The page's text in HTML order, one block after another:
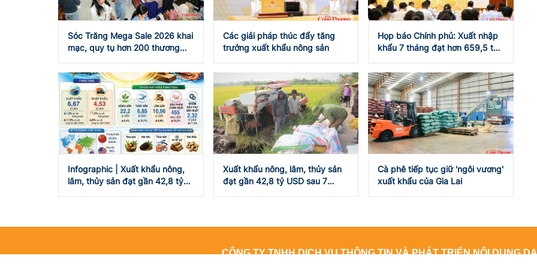
Sóc Trăng Mega Sale 2026 khai
mạc, quy tụ hơn 200 thương
Các giải pháp thúc đẩy tăng
trưởng xuất khẩu nông sản
Họp báo Chính phủ: Xuất nhập
khẩu 7 tháng đạt hơn 659,5 tỷ
Infographic | Xuất khẩu nông,
lâm, thủy sản đạt gần 42,8 tỷ
Xuất khẩu nông, lâm, thủy sản
đạt gần 42,8 tỷ USD sau 7
Cà phê tiếp tục giữ 'ngôi vương'
xuất khẩu của Gia Lai
CÔNG TY TNHH DỊCH VỤ THÔNG TIN VÀ PHÁT TRIỂN NỘI DUNG